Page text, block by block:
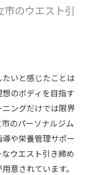
のウエスト引
いと感じたことは
のボディを目指す
ングだけでは限界
のパーソナルジム
や栄養管理サポー
ウエスト引き締め
意されています。